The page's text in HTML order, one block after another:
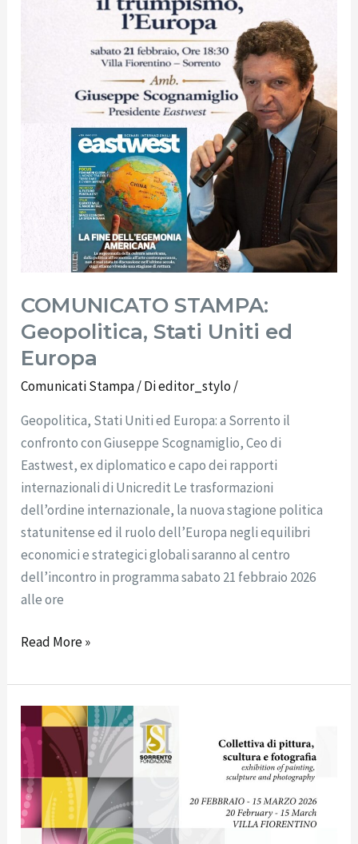
COMUNICATO STAMPA:
Geopolitica, Stati Uniti ed
Europa
Comunicati Stampa/ Dieditor_stylo/
Geopolitica, Stati Uniti ed Europa: a Sorrento il
confronto con Giuseppe Scognamiglio, Ceo di
Eastwest, ex diplomatico e capo dei rapporti
internazionali di Unicredit Le trasformazioni
dell’ordine internazionale, la nuova stagione politica
statunitense ed il ruolo dell’Europa negli equilibri
economici e strategici globali saranno al centro
dell’incontro in programma sabato 21 febbraio 2026
alle ore
Read More »
COMUNICATO
STAMPA:
Mostra
Resistenze
Creative